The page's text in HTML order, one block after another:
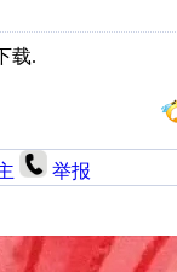
载.
举报